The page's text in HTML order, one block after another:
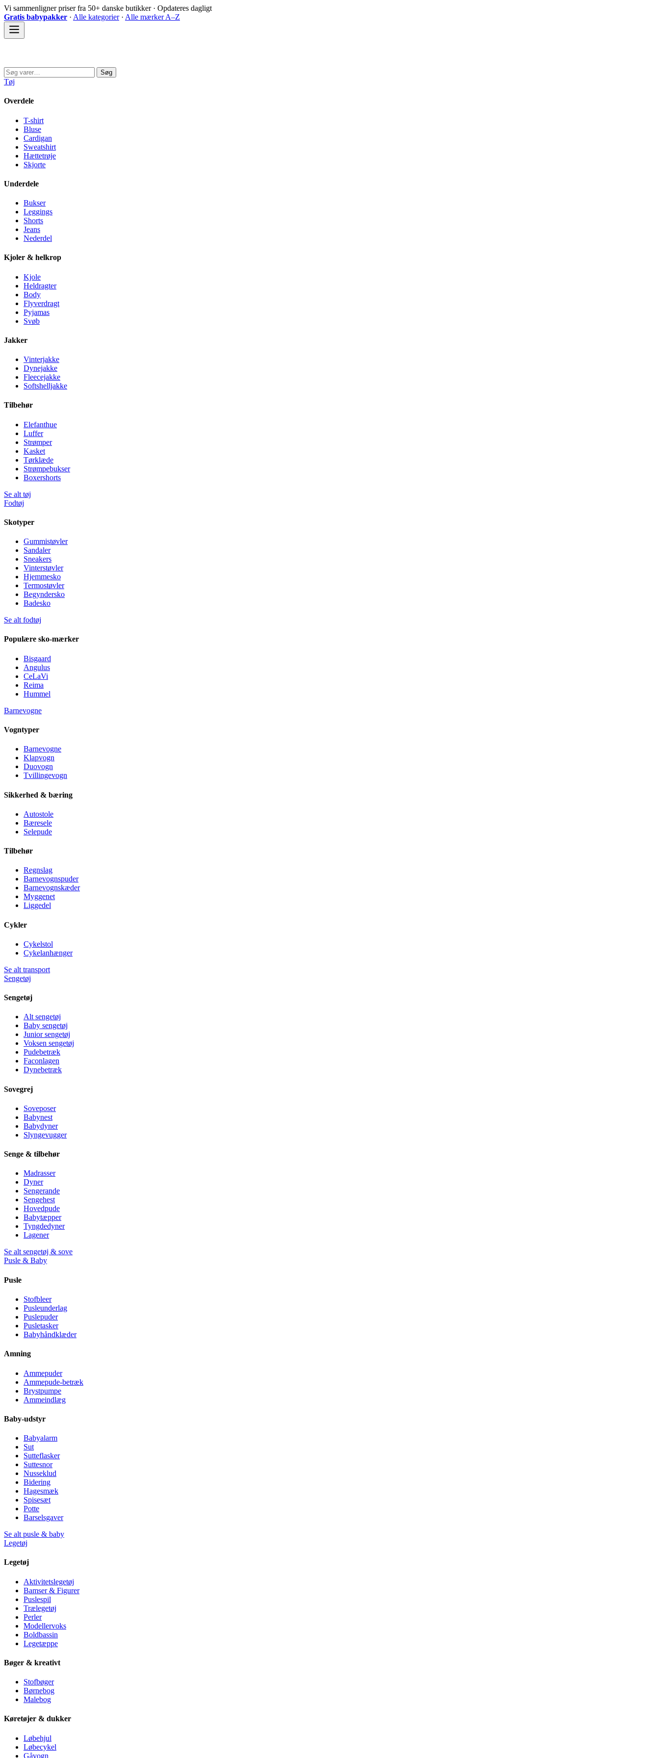
Spring
til
indhold
Vi sammenligner priser fra 50+ danske butikker · Opdateres dagligt
Gratis babypakker · Alle kategorier· Alle mærker A–Z
Søg
efter:
Søg
Tøj
Overdele
T-shirt
Bluse
Cardigan
Sweatshirt
Hættetrøje
Skjorte
Underdele
Bukser
Leggings
Shorts
Jeans
Nederdel
Kjoler & helkrop
Kjole
Heldragter
Body
Flyverdragt
Pyjamas
Svøb
Jakker
Vinterjakke
Dynejakke
Fleecejakke
Softshelljakke
Tilbehør
Elefanthue
Luffer
Strømper
Kasket
Tørklæde
Strømpebukser
Boxershorts
Se alt tøj
Fodtøj
Skotyper
Gummistøvler
Sandaler
Sneakers
Vinterstøvler
Hjemmesko
Termostøvler
Begyndersko
Badesko
Se alt fodtøj
Populære sko-mærker
Bisgaard
Angulus
CeLaVi
Reima
Hummel
Barnevogne
Vogntyper
Barnevogne
Klapvogn
Duovogn
Tvillingevogn
Sikkerhed & bæring
Autostole
Bæresele
Selepude
Tilbehør
Regnslag
Barnevognspuder
Barnevognskæder
Myggenet
Liggedel
Cykler
Cykelstol
Cykelanhænger
Se alt transport
Sengetøj
Sengetøj
Alt sengetøj
Baby sengetøj
Junior sengetøj
Voksen sengetøj
Pudebetræk
Faconlagen
Dynebetræk
Sovegrej
Soveposer
Babynest
Babydyner
Slyngevugger
Senge & tilbehør
Madrasser
Dyner
Sengerande
Sengehest
Hovedpude
Babytæpper
Tyngdedyner
Lagener
Se alt sengetøj & sove
Pusle & Baby
Pusle
Stofbleer
Pusleunderlag
Puslepuder
Pusletasker
Babyhåndklæder
Amning
Ammepuder
Ammepude-betræk
Brystpumpe
Ammeindlæg
Baby-udstyr
Babyalarm
Sut
Sutteflasker
Suttesnor
Nusseklud
Bidering
Hagesmæk
Spisesæt
Potte
Barselsgaver
Se alt pusle & baby
Legetøj
Legetøj
Aktivitetslegetøj
Bamser & Figurer
Puslespil
Trælegetøj
Perler
Modellervoks
Boldbassin
Legetæppe
Bøger & kreativt
Stofbøger
Børnebog
Malebog
Køretøjer & dukker
Løbehjul
Løbecykel
Gåvogn